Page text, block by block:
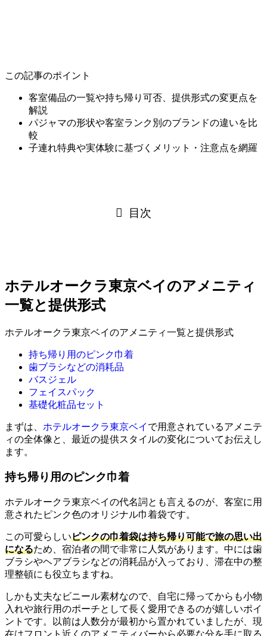
この記事のポイント
客室備品の一覧や持ち帰り可否、提供形式の変更点を
解説
パジャマの形状や客室ランク別のブランドの違いを比
較
子連れ特典や実体験に基づくメリット・注意点を網羅
目次
ホテルオークラ東京ベイのアメニティ
一覧と提供形式
ホテルオークラ東京ベイのアメニティ一覧と提供形式
持ち帰り用のピンク巾着
歯ブラシなどの消耗品
バスジェル
フェイスパック
基礎化粧品セット
まずは、 ホテルオークラ東京ベイ で用意されているアメニテ
ィの全体像と、最近の提供スタイルの変化についてお伝えし
ます。
持ち帰り用のピンク巾着
ホテルオークラ東京ベイの代名詞とも言えるのが、客室に用
意されたピンク色のオリジナル巾着袋です。
この可愛らしいピンクの巾着袋は持ち帰り可能で旅の思い出
になるため、宿泊者の間で非常に人気があります。中には歯
ブラシやヘアブラシなどの消耗品が入っており、滞在中の整
理整頓にも役立ちますね。
しかも丈夫なビニール素材なので、自宅に帰ってからも小物
入れや旅行用のポーチとして長く愛用できるのが嬉しいポイ
ントです。以前は人数分が最初から置かれていましたが、現
在はフロント近くのアメニティバーから必要な分を手に取る